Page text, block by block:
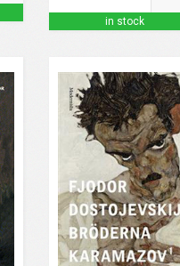
in stock